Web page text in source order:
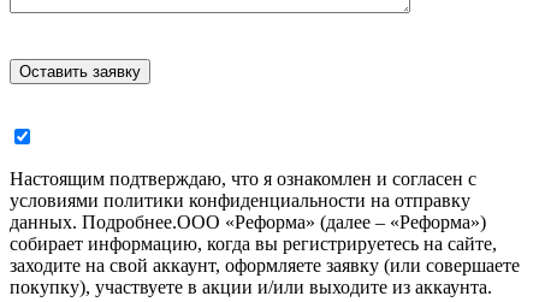
Настоящим подтверждаю, что я ознакомлен и согласен с
условиями политики конфиденциальности на отправку
данных. Подробнее.ООО «Реформа» (далее – «Реформа»)
собирает информацию, когда вы регистрируетесь на сайте,
заходите на свой аккаунт, оформляете заявку (или совершаете
покупку), участвуете в акции и/или выходите из аккаунта.